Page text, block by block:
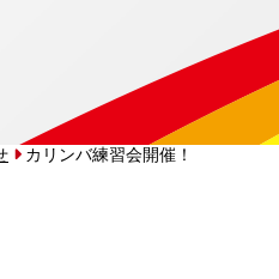
カリンバ練習会開催！